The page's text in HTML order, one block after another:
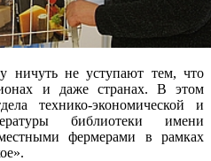
ничуть не уступают тем, что
и даже странах. В этом
технико-экономической и
библиотеки имени
фермерами в рамках